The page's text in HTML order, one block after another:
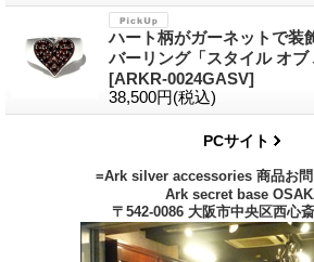
ハート柄がガーネットで装
バーリング「スタイル オブ
[ARKR-0024GASV]
38,500円(税込)
PCサイト
=Ark silver accessories 商品お問
Ark secret base
〒542-0086 大阪市中央区西心